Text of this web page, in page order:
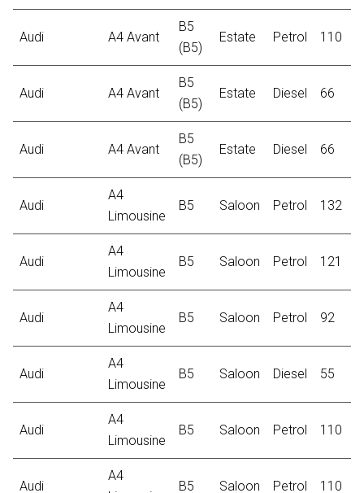
Audi A4 Avant
B5
(B5)
Estate Petrol 110
Audi A4 Avant
B5
(B5)
Estate Diesel 66
Audi A4 Avant
B5
(B5)
Estate Diesel 66
Audi
A4
Limousine
B5 Saloon Petrol 132
Audi
A4
Limousine
B5 Saloon Petrol 121
Audi
A4
Limousine
B5 Saloon Petrol 92
Audi
A4
Limousine
B5 Saloon Diesel 55
Audi
A4
Limousine
B5 Saloon Petrol 110
Audi
A4
B5 Saloon Petrol 110